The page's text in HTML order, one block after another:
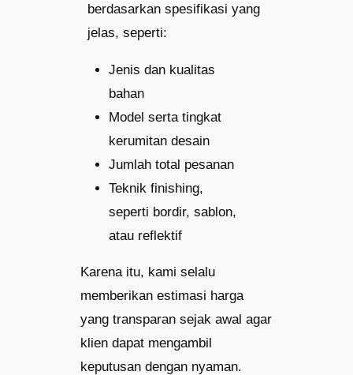
berdasarkan spesifikasi yang
jelas, seperti:
Jenis dan kualitas
bahan
Model serta tingkat
kerumitan desain
Jumlah total pesanan
Teknik finishing,
seperti bordir, sablon,
atau reflektif
Karena itu, kami selalu
memberikan estimasi harga
yang transparan sejak awal agar
klien dapat mengambil
keputusan dengan nyaman.